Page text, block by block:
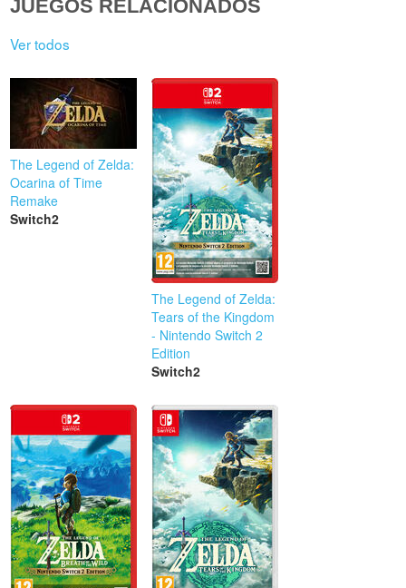
JUEGOS RELACIONADOS
Ver todos
The Legend of Zelda:
Ocarina of Time
Remake
Switch2
The Legend of Zelda:
Tears of the Kingdom
- Nintendo Switch 2
Edition
Switch2